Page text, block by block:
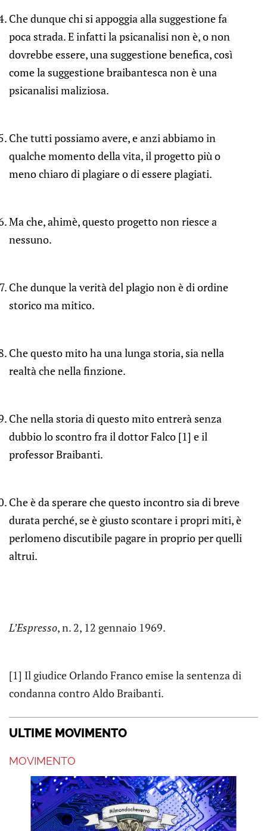
Che dunque chi si appoggia alla suggestione fa
poca strada. E infatti la psicanalisi non è, o non
dovrebbe essere, una suggestione benefica, così
come la suggestione braibantesca non è una
psicanalisi maliziosa.
Che tutti possiamo avere, e anzi abbiamo in
qualche momento della vita, il progetto più o
meno chiaro di plagiare o di essere plagiati.
Ma che, ahimè, questo progetto non riesce a
nessuno.
Che dunque la verità del plagio non è di ordine
storico ma mitico.
Che questo mito ha una lunga storia, sia nella
realtà che nella finzione.
Che nella storia di questo mito entrerà senza
dubbio lo scontro fra il dottor Falco [1] e il
professor Braibanti.
Che è da sperare che questo incontro sia di breve
durata perché, se è giusto scontare i propri miti, è
perlomeno discutibile pagare in proprio per quelli
altrui.
L’Espresso, n. 2, 12 gennaio 1969.
[1] Il giudice Orlando Franco emise la sentenza di
condanna contro Aldo Braibanti.
ULTIME MOVIMENTO
MOVIMENTO